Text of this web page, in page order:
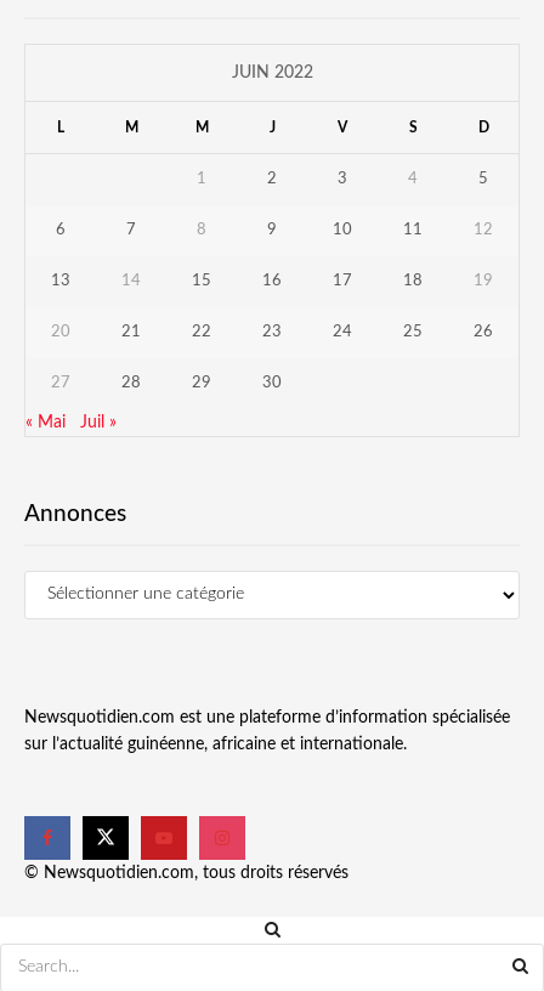
JUIN 2022
L M M J V S D
1 2 3 4 5
6 7 8 9 10 11 12
13 14 15 16 17 18 19
20 21 22 23 24 25 26
27 28 29 30
« Mai Juil »
Annonces
Newsquotidien.com est une plateforme d’information spécialisée
sur l’actualité guinéenne, africaine et internationale.
© Newsquotidien.com, tous droits réservés